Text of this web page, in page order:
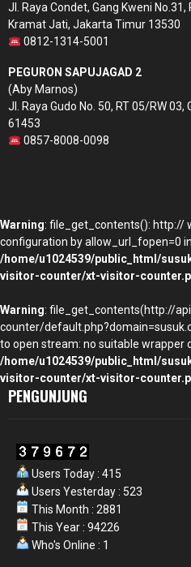
Jl. Raya Condet, Gang Kweni
Kramat Jati, Jakarta Timur 13530
0812-1314-5001
PEGURON SAPUJAGAD 2
(Aby Marnos)
Jl. Raya Gudo No. 50, RT 05/RW
61453
0857-8008-0098
Warning: file_get_contents(): http://
configuration by allow_url_fopen=0 in
/home/u1024539/public_html/
visitor-counter/xt-visitor-
Warning: file_get_contents(http://
counter/
to open stream: no suitable wrapper
/home/u1024539/public_html/
visitor-counter/xt-visitor-
PENGUNJUNG
Users Today : 415
Users Yesterday : 523
This Month : 2881
This Year : 94226
Who's Online : 1